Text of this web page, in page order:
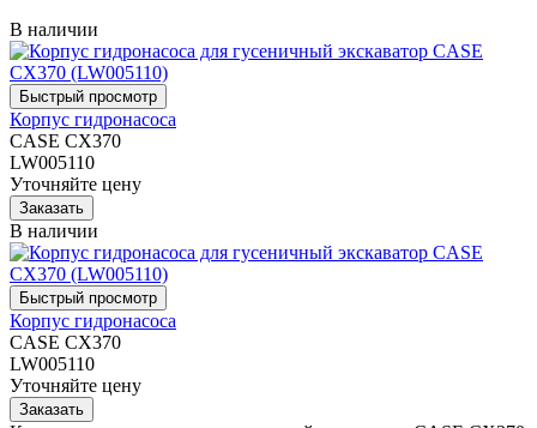
В наличии
Корпус гидронасоса
CASE CX370
LW005110
Уточняйте цену
В наличии
Корпус гидронасоса
CASE CX370
LW005110
Уточняйте цену